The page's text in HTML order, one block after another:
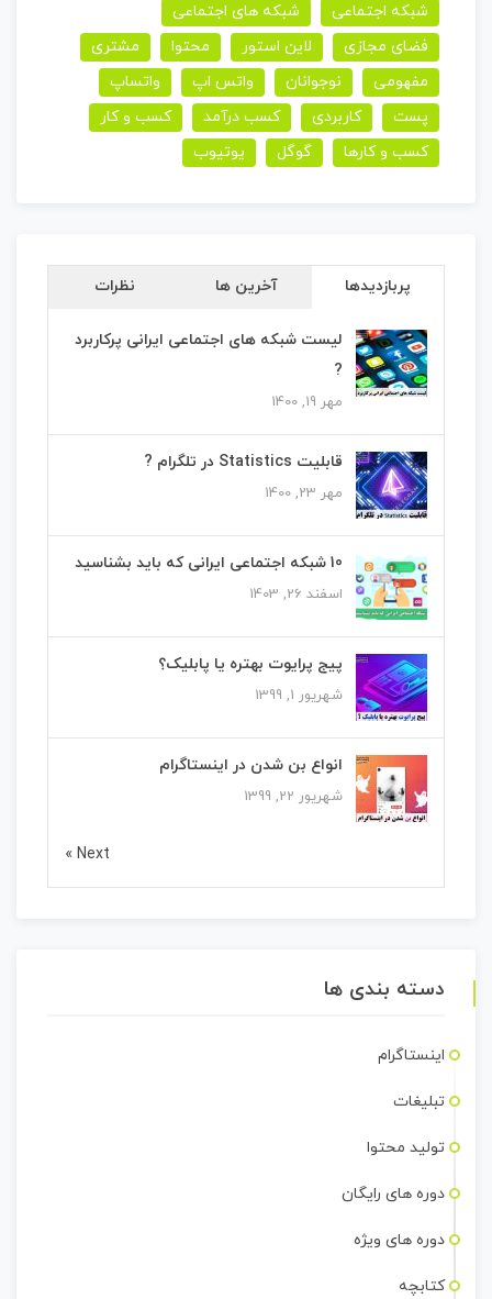
شبکه اجتماعی
شبکه های اجتماعی
فضای مجازی
لاین استور محتوا
مشتری
مفهومی
نوجوانان واتس اپ
واتساپ
پست
کاربردی کسب درآمد
کسب و کار
کسب و کارها
گوگل یوتیوب
پربازدیدها آخرین ها نظرات
لیست شبکه های اجتماعی ایرانی پرکاربرد
?
مهر 19, 1400
قابلیت Statistics در تلگرام ?
مهر 23, 1400
10 شبکه اجتماعی ایرانی که باید بشناسید
اسفند 26, 1403
پیج پرایوت بهتره یا پابلیک؟
شهریور 1, 1399
انواع بن شدن در اینستاگرام
شهریور 22, 1399
Next »
دسته بندی ها
اینستاگرام
تبلیغات
تولید محتوا
دوره های رایگان
دوره های ویژه
کتابچه